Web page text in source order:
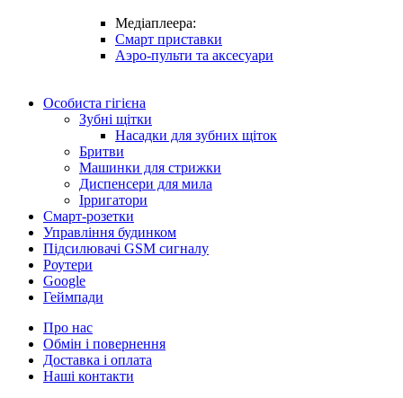
Медіаплеера:
Смарт приставки
Аэро-пульти та аксесуари
Особиста гігієна
Зубні щітки
Насадки для зубних щіток
Бритви
Машинки для стрижки
Диспенсери для мила
Ірригатори
Смарт-розетки
Управління будинком
Підсилювачі GSM сигналу
Роутери
Google
Геймпади
Про нас
Обмін і повернення
Доставка і оплата
Наші контакти